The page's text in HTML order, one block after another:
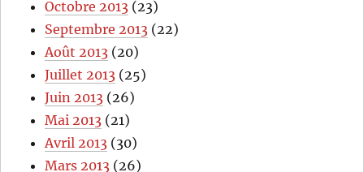
Octobre 2013 (23)
Septembre 2013 (22)
Août 2013 (20)
Juillet 2013 (25)
Juin 2013 (26)
Mai 2013 (21)
Avril 2013 (30)
Mars 2013 (26)